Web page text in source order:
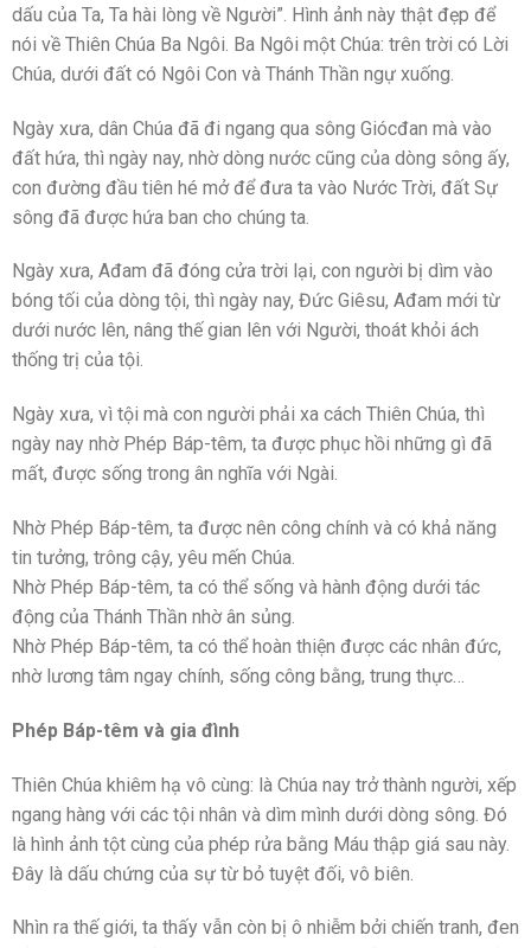
dấu của Ta, Ta hài lòng về Người”. Hình ảnh này thật đẹp để
nói về Thiên Chúa Ba Ngôi. Ba Ngôi một Chúa: trên trời có Lời
Chúa, dưới đất có Ngôi Con và Thánh Thần ngự xuống.
Ngày xưa, dân Chúa đã đi ngang qua sông Giócđan mà vào
đất hứa, thì ngày nay, nhờ dòng nước cũng của dòng sông ấy,
con đường đầu tiên hé mở để đưa ta vào Nước Trời, đất Sự
sông đã được hứa ban cho chúng ta.
Ngày xưa, Ađam đã đóng cửa trời lại, con người bị dìm vào
bóng tối của dòng tội, thì ngày nay, Đức Giêsu, Ađam mới từ
dưới nước lên, nâng thế gian lên với Người, thoát khỏi ách
thống trị của tội.
Ngày xưa, vì tội mà con người phải xa cách Thiên Chúa, thì
ngày nay nhờ Phép Báp-têm, ta được phục hồi những gì đã
mất, được sống trong ân nghĩa với Ngài.
Nhờ Phép Báp-têm, ta được nên công chính và có khả năng
tin tưởng, trông cậy, yêu mến Chúa.
Nhờ Phép Báp-têm, ta có thể sống và hành động dưới tác
động của Thánh Thần nhờ ân sủng.
Nhờ Phép Báp-têm, ta có thể hoàn thiện được các nhân đức,
nhờ lương tâm ngay chính, sống công bằng, trung thực…
Phép Báp-têm và gia đình
Thiên Chúa khiêm hạ vô cùng: là Chúa nay trở thành người, xếp
ngang hàng với các tội nhân và dìm mình dưới dòng sông. Đó
là hình ảnh tột cùng của phép rửa bằng Máu thập giá sau này.
Đây là dấu chứng của sự từ bỏ tuyệt đối, vô biên.
Nhìn ra thế giới, ta thấy vẫn còn bị ô nhiễm bởi chiến tranh, đen